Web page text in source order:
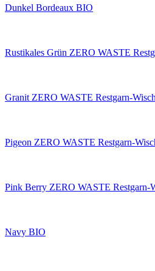
Dunkel Bordeaux BIO
Rustikales Grün ZERO WASTE
Granit ZERO WASTE Restgarn-
Pigeon ZERO WASTE Restgarn-
Pink Berry ZERO WASTE Restgarn-
Navy BIO